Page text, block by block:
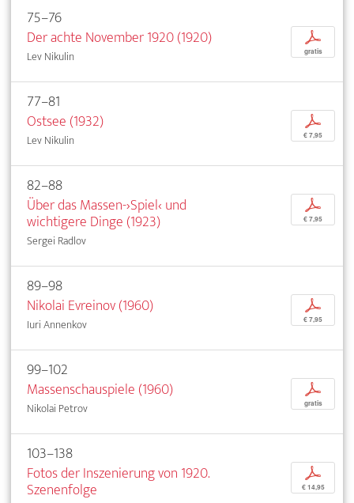
75–76
Der achte November 1920 (1920)
Lev Nikulin
p
gratis
77–81
Ostsee (1932)
Lev Nikulin
p
€ 7,95
82–88
Über das Massen-›Spiel‹ und
wichtigere Dinge (1923)
Sergei Radlov
p
€ 7,95
89–98
Nikolai Evreinov (1960)
Iuri Annenkov
p
€ 7,95
99–102
Massenschauspiele (1960)
Nikolai Petrov
p
gratis
103–138
Fotos der Inszenierung von 1920.
Szenenfolge
p
€ 14,95